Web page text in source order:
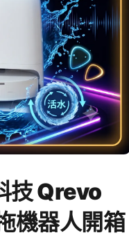
技 Qrevo
機器人開箱